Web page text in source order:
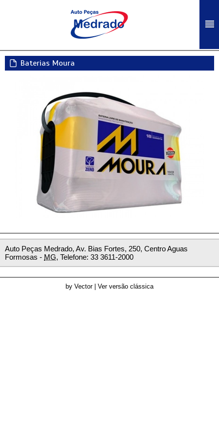
Baterias Moura
Auto Peças Medrado, Av. Bias Fortes, 250, CentroAguas
Formosas - MG, Telefone: 33 3611-2000
by Vector| Ver versão clássica